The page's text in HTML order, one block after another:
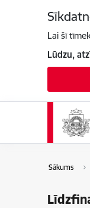
Lai šī
Lūdzu,
Sākums